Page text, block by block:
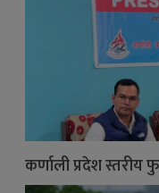
कर्णाली प्रदेश स्तरीय